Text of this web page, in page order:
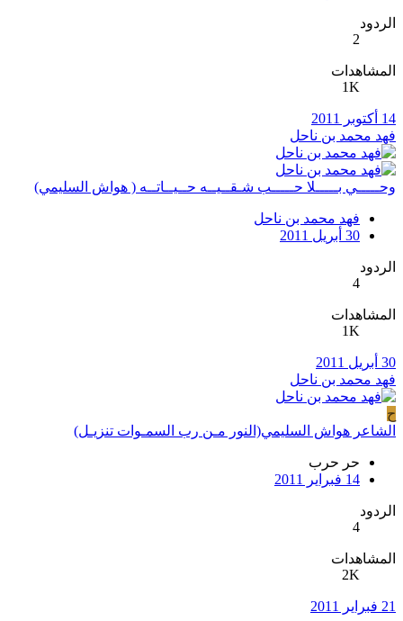
الردود
2
المشاهدات
1K
14 أكتوبر 2011
فهد محمد بن ناحل
وحـــــي بـــــلا حـــــب شـقــيــه حــيــاتــه ( هواش السليمي)
فهد محمد بن ناحل
30 أبريل 2011
الردود
4
المشاهدات
1K
30 أبريل 2011
فهد محمد بن ناحل
ح
الشاعر هواش السليمي(النور مـن رب السمـوات تنزيـل)
حر حرب
14 فبراير 2011
الردود
4
المشاهدات
2K
21 فبراير 2011